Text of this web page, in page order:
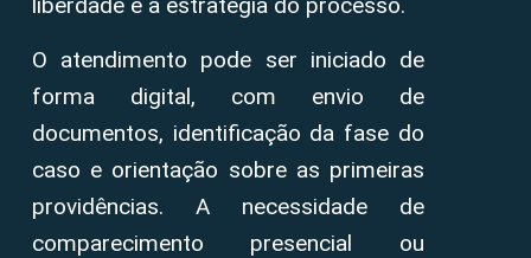
liberdade e a estratégia do processo.
O atendimento pode ser iniciado de
forma digital, com envio de
documentos, identificação da fase do
caso e orientação sobre as primeiras
providências. A necessidade de
comparecimento presencial ou